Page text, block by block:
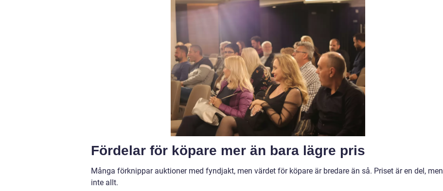
Fördelar för köpare mer än bara lägre pris
Många förknippar auktioner med fyndjakt, men värdet för köpare är bredare än så. Priset är en del, men
inte allt.